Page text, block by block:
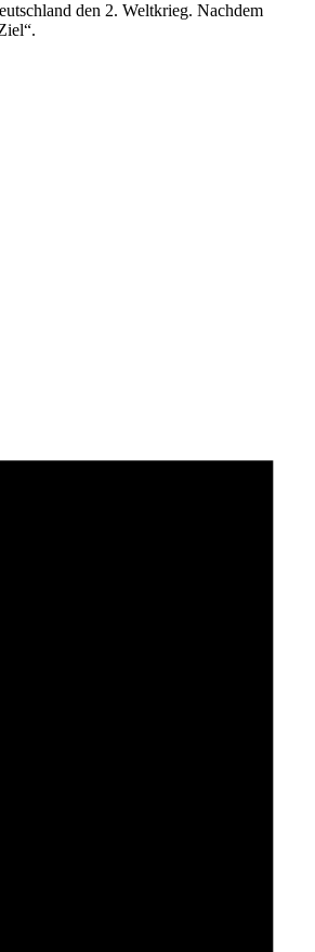
den 2. Weltkrieg. Nachdem